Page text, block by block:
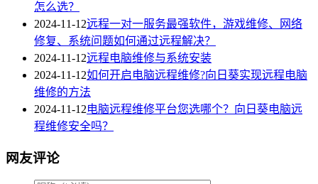
怎么选？
2024-11-12远程一对一服务最强软件，游戏维修、网络
修复、系统问题如何通过远程解决？
2024-11-12远程电脑维修与系统安装
2024-11-12如何开启电脑远程维修?向日葵实现远程电脑
维修的方法
2024-11-12电脑远程维修平台您选哪个？向日葵电脑远
程维修安全吗？
网友评论